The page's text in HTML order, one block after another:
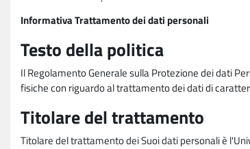
Informativa Trattamento dei dati personali
Testo della politica
Il Regolamento Generale sulla Protezione dei dati
fisiche con riguardo al trattamento dei dati di
Titolare del trattamento
Titolare del trattamento dei Suoi dati personali è